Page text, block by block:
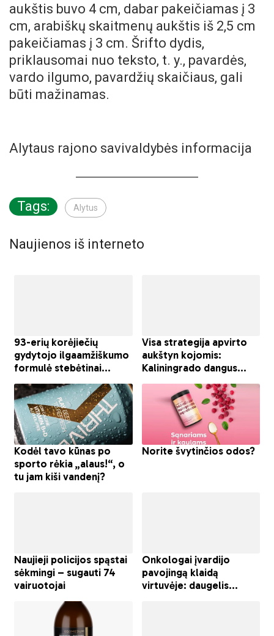
aukštis buvo 4 cm, dabar pakeičiamas į 3
cm, arabiškų skaitmenų aukštis iš 2,5 cm
pakeičiamas į 3 cm. Šrifto dydis,
priklausomai nuo teksto, t. y., pavardės,
vardo ilgumo, pavardžių skaičiaus, gali
būti mažinamas.
Alytaus rajono savivaldybės informacija
Tags: Alytus
Naujienos iš interneto